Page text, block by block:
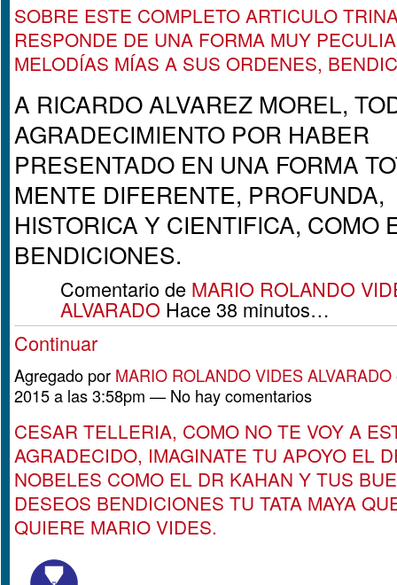
SOBRE ESTE COMPLETO ARTICULO
RESPONDE DE UNA FORMA MUY
MELODÍAS MÍAS A SUS ORDENES,
A RICARDO ALVAREZ MOREL,
AGRADECIMIENTO POR HABER
PRESENTADO EN UNA FORMA
MENTE DIFERENTE, PROFUNDA,
HISTORICA Y CIENTIFICA, COMO
BENDICIONES.
Comentario de MARIO ROLANDO
ALVARADO Hace 38 minutos…
Continuar
Agregado por MARIO ROLANDO VIDES ALVARADO
2015 a las 3:58pm — No hay comentarios
CESAR TELLERIA, COMO NO TE VOY A
AGRADECIDO, IMAGINATE TU APOYO EL
NOBELES COMO EL DR KAHAN Y TUS
DESEOS BENDICIONES TU TATA MAYA
QUIERE MARIO VIDES.